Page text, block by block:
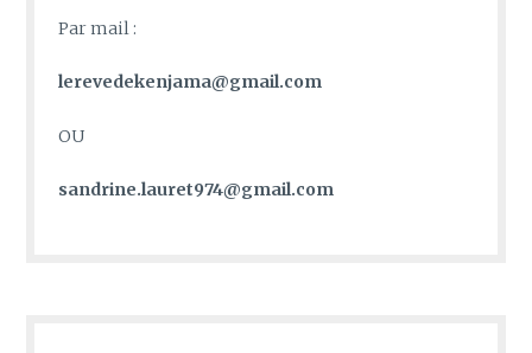
Par mail :
lerevedekenjama@gmail.com
OU
sandrine.lauret974@gmail.com